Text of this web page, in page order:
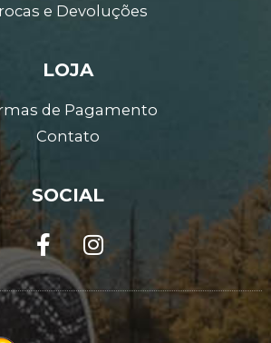
e Devoluções
LOJA
de Pagamento
Contato
SOCIAL